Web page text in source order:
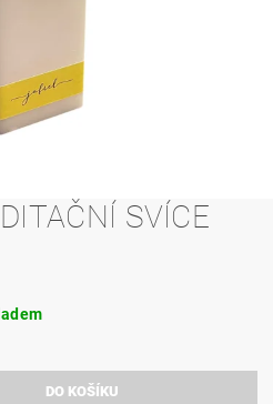
SVÍCE